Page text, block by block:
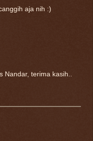
aja nih :)
Nandar, terima kasih..